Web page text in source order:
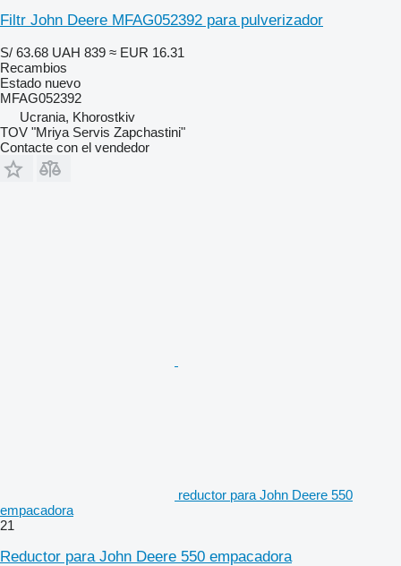
Filtr John Deere MFAG052392 para pulverizador
S/ 63.68 UAH 839 ≈ EUR 16.31
Recambios
Estado nuevo
MFAG052392
Ucrania, Khorostkiv
TOV "Mriya Servis Zapchastini"
Contacte con el vendedor
reductor para John Deere 550
empacadora
21
Reductor para John Deere 550 empacadora